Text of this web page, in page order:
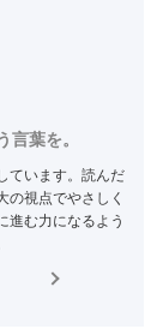
葉を。
ています。読んだ
の視点でやさしく
進む力になるよう